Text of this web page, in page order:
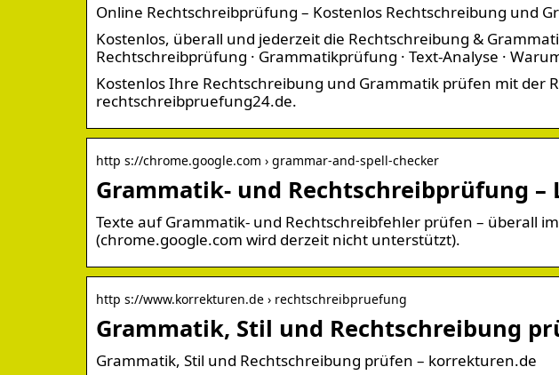
Online Rechtschreibprüfung – Kostenlos Rechtschreibung und
Kostenlos, überall und jederzeit die Rechtschreibung &
Rechtschreibprüfung · Grammatikprüfung · Text-Analyse ·
Kostenlos Ihre Rechtschreibung und Grammatik prüfen mit der
rechtschreibpruefung24.de.
http s://chrome.google.com › grammar-and-spell-checker
Grammatik- und Rechtschreibprüfung –
Texte auf Grammatik- und Rechtschreibfehler prüfen – überall
(chrome.google.com wird derzeit nicht unterstützt).
http s://www.korrekturen.de › rechtschreibpruefung
Grammatik, Stil und Rechtschreibung
Grammatik, Stil und Rechtschreibung prüfen – korrekturen.de